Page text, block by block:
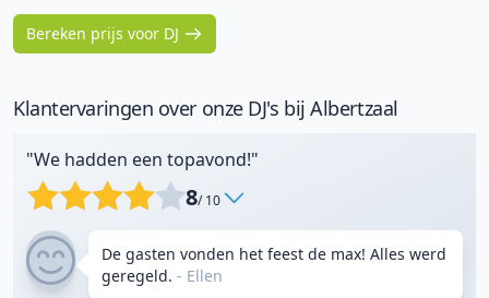
Bereken prijs voor DJ
Klantervaringen over onze DJ's bij Albertzaal
"We hadden een topavond!"
8/ 10
De gasten vonden het feest de max! Alles werd
geregeld. - Ellen